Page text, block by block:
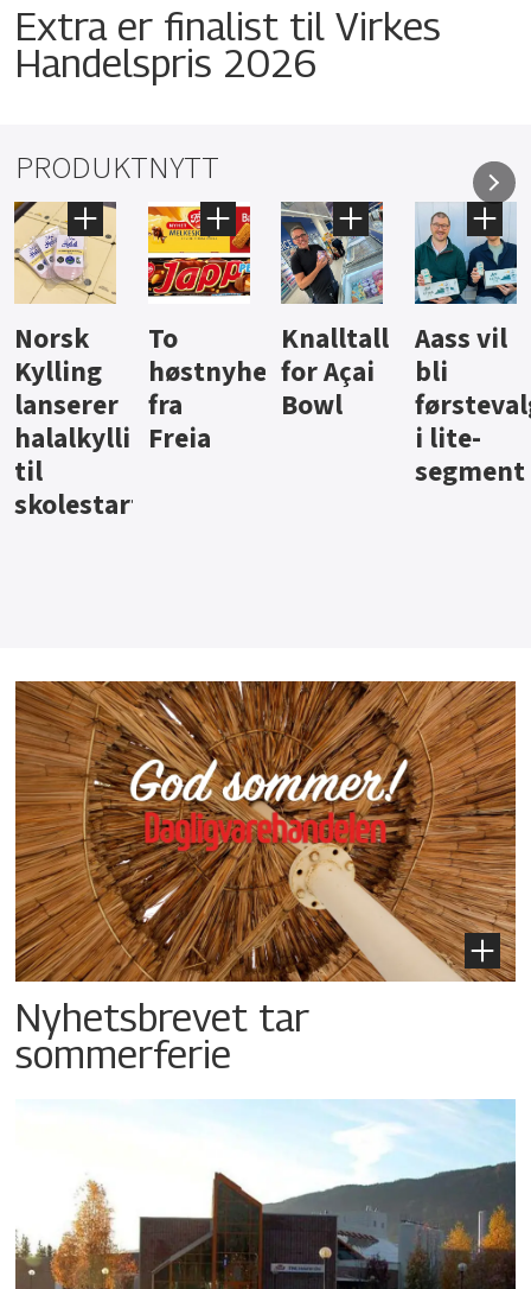
Extra er finalist til Virkes
Handelspris 2026
PRODUKTNYTT
Knalltall
for Açai
Bowl
Aass vil
bli
førstevalg
i lite-
Brus og
jus fra
Berentsen
Hard
iste fra
Hansa
Nyhetsbrevet tar
sommerferie